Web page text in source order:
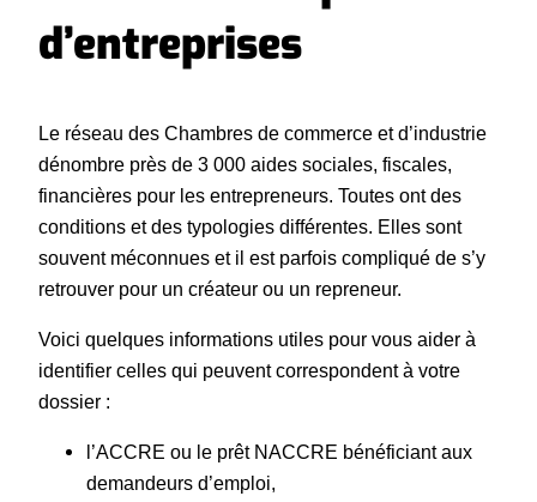
d’entreprises
Le réseau des Chambres de commerce et d’industrie
dénombre près de 3 000 aides sociales, fiscales,
financières pour les entrepreneurs. Toutes ont des
conditions et des typologies différentes. Elles sont
souvent méconnues et il est parfois compliqué de s’y
retrouver pour un créateur ou un repreneur.
Voici quelques informations utiles pour vous aider à
identifier celles qui peuvent correspondent à votre
dossier :
l’ACCRE ou le prêt NACCRE bénéficiant aux
demandeurs d’emploi,